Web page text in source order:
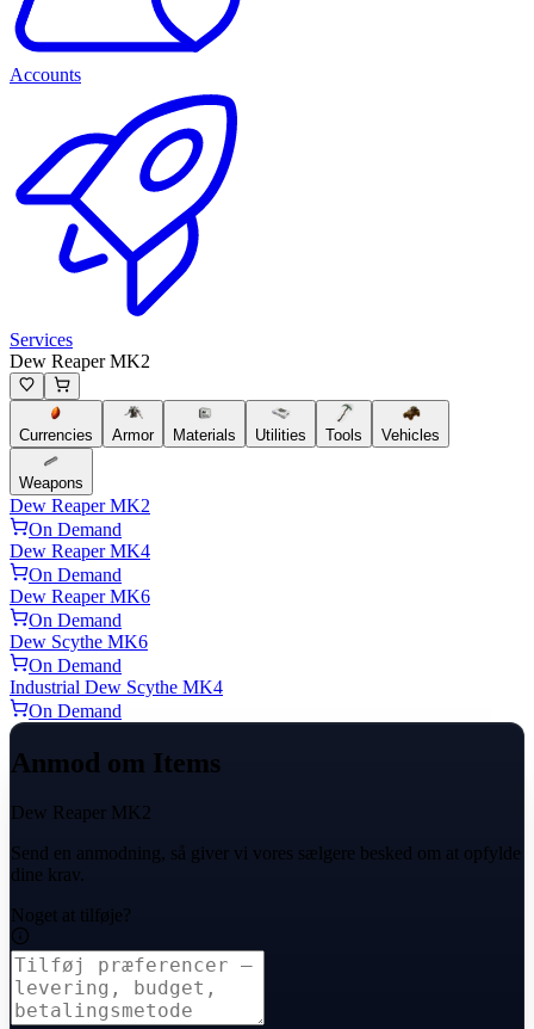
Accounts
Services
Dew Reaper MK2
Currencies Armor Materials Utilities Tools Vehicles
Weapons
Dew Reaper MK2
On Demand
Dew Reaper MK4
On Demand
Dew Reaper MK6
On Demand
Dew Scythe MK6
On Demand
Industrial Dew Scythe MK4
On Demand
Anmod om Items
Dew Reaper MK2
Send en anmodning, så giver vi vores sælgere besked om at opfylde
dine krav.
Noget at tilføje?